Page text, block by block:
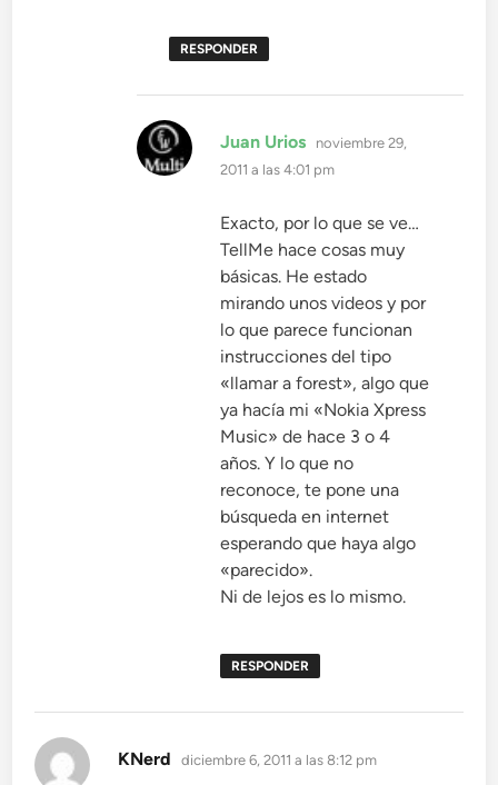
RESPONDER
Juan Urios dice:
noviembre 29,
2011 a las 4:01 pm
Exacto, por lo que se ve…
TellMe hace cosas muy
básicas. He estado
mirando unos videos y por
lo que parece funcionan
instrucciones del tipo
«llamar a forest», algo que
ya hacía mi «Nokia Xpress
Music» de hace 3 o 4
años. Y lo que no
reconoce, te pone una
búsqueda en internet
esperando que haya algo
«parecido».
Ni de lejos es lo mismo.
RESPONDER
KNerd dice:
diciembre 6, 2011 a las 8:12 pm